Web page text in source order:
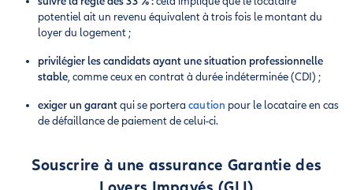
potentiel ait un revenu équivalent à trois fois le montant du
loyer du logement ;
privilégier les candidats ayant une situation professionnelle
stable, comme ceux en contrat à durée indéterminée (CDI) ;
exiger un garantqui se portera caution pour le locataire en cas
de défaillance de paiement de celui-ci.
Souscrire à une assurance Garantie des